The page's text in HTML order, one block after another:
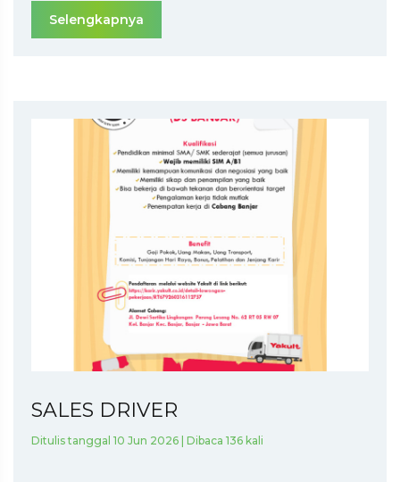
Selengkapnya
SALES DRIVER
Ditulis tanggal 10 Jun 2026 | Dibaca 136 kali